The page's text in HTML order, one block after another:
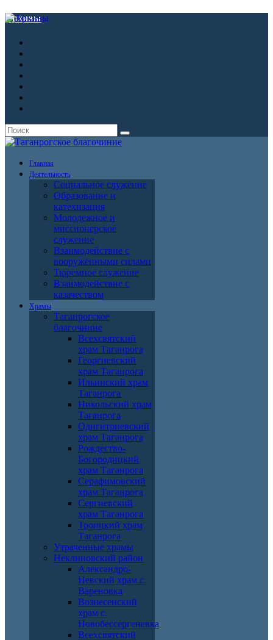
Архивы
Главная
Деятельность
Социальное служение
Образование и
катехизация
Молодежное и
миссионерское
служение
Взаимодействие с
вооруженными силами
Тюремное служение
Взаимодействие с
казачеством
Храмы
Таганрогское
благочиние
Всехсвятский
храм Таганрога
Георгиевский
храм Таганрога
Ильинский храм
Таганрога
Никольский храм
Таганрога
Одигитриевский
храм Таганрога
Рождество-
Богородицкий
храм Таганрога
Серафимовский
храм Таганрога
Сергиевский
храм Таганрога
Троицкий храм
Таганрога
Утраченные храмы
Неклиновский район
Александро-
Невский храм с.
Вареновка
Вознесенский
храм с.
Новобессергеневка
Всехсвятский